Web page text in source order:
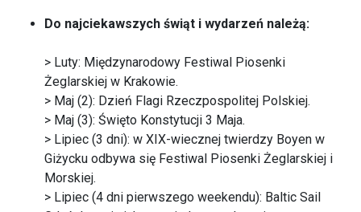
Do najciekawszych świąt i wydarzeń należą:
> Luty: Międzynarodowy Festiwal Piosenki
Żeglarskiej w Krakowie.
> Maj (2): Dzień Flagi Rzeczpospolitej Polskiej.
> Maj (3): Święto Konstytucji 3 Maja.
> Lipiec (3 dni): w XIX-wiecznej twierdzy Boyen w
Giżycku odbywa się Festiwal Piosenki Żeglarskiej i
Morskiej.
> Lipiec (4 dni pierwszego weekendu): Baltic Sail